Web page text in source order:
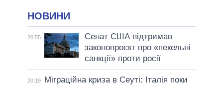
НОВИНИ
20:55
Сенат США підтримав
законопроєкт про «пекельні
санкції» проти росії
20:19
Міграційна криза в Сеуті: Італія поки